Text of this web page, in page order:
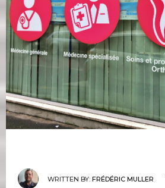
WRITTEN BY: FRÉDÉRIC MULLER